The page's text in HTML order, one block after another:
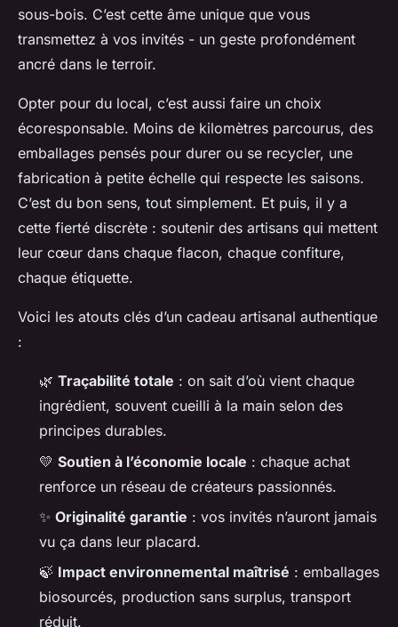
sous-bois. C’est cette âme unique que vous
transmettez à vos invités - un geste profondément
ancré dans le terroir.
Opter pour du local, c’est aussi faire un choix
écoresponsable. Moins de kilomètres parcourus, des
emballages pensés pour durer ou se recycler, une
fabrication à petite échelle qui respecte les saisons.
C’est du bon sens, tout simplement. Et puis, il y a
cette fierté discrète : soutenir des artisans qui mettent
leur cœur dans chaque flacon, chaque confiture,
chaque étiquette.
Voici les atouts clés d’un cadeau artisanal authentique
:
🌿 Traçabilité totale : on sait d’où vient chaque
ingrédient, souvent cueilli à la main selon des
principes durables.
💛 Soutien à l’économie locale : chaque achat
renforce un réseau de créateurs passionnés.
✨ Originalité garantie : vos invités n’auront jamais
vu ça dans leur placard.
🍃 Impact environnemental maîtrisé : emballages
biosourcés, production sans surplus, transport
réduit.